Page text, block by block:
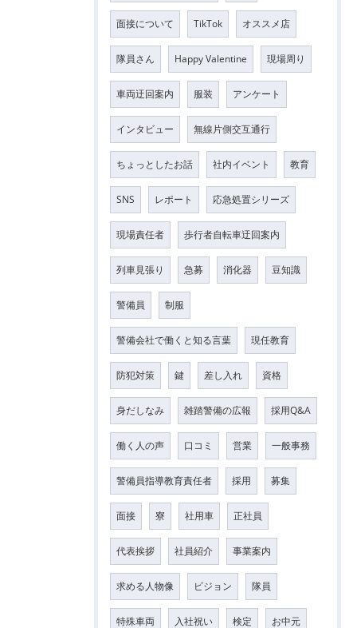
面接について TikTok オススメ店
隊員さん Happy Valentine 現場周り
車両迂回案内 服装 アンケート
インタビュー 無線片側交互通行
ちょっとしたお話 社内イベント 教育
SNS レポート 応急処置シリーズ
現場責任者 歩行者自転車迂回案内
列車見張り 急募 消化器 豆知識
警備員 制服
警備会社で働くと知る言葉 現任教育
防犯対策 鍵 差し入れ 資格
身だしなみ 雑踏警備の広報 採用Q&A
働く人の声 口コミ 営業 一般事務
警備員指導教育責任者 採用 募集
面接 寮 社用車 正社員
代表挨拶 社員紹介 事業案内
求める人物像 ビジョン 隊員
特殊車両 入社祝い 検定 お中元